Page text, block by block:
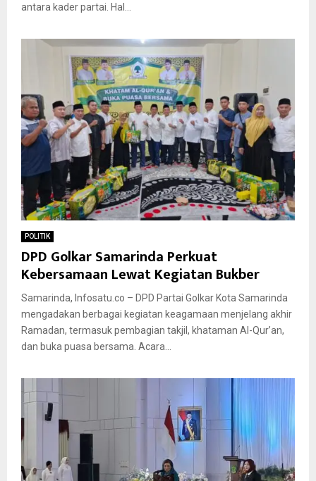
antara kader partai. Hal...
POLITIK
DPD Golkar Samarinda Perkuat
Kebersamaan Lewat Kegiatan Bukber
Samarinda, Infosatu.co – DPD Partai Golkar Kota Samarinda
mengadakan berbagai kegiatan keagamaan menjelang akhir
Ramadan, termasuk pembagian takjil, khataman Al-Qur’an,
dan buka puasa bersama. Acara...